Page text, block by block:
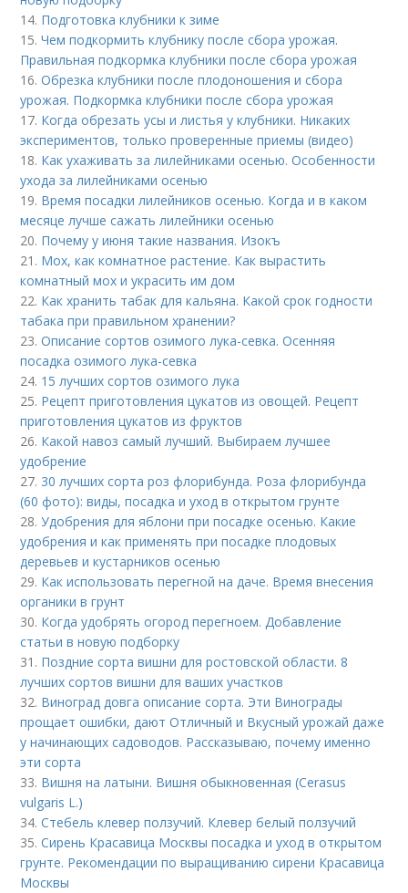
14. Подготовка клубники к зиме
15.Чем подкормить клубнику после сбора урожая.
Правильная подкормка клубники после сбора урожая
16.Обрезка клубники после плодоношения и сбора
урожая. Подкормка клубники после сбора урожая
17. Когда обрезать усы и листья у клубники. Никаких
экспериментов, только проверенные приемы (видео)
18. Как ухаживать за лилейниками осенью. Особенности
ухода за лилейниками осенью
19. Время посадки лилейников осенью. Когда и в каком
месяце лучше сажать лилейники осенью
20. Почему у июня такие названия. Изокъ
21. Мох, как комнатное растение. Как вырастить
комнатный мох и украсить им дом
22. Как хранить табак для кальяна. Какой срок годности
табака при правильном хранении?
23.Описание сортов озимого лука-севка. Осенняя
посадка озимого лука-севка
24. 15 лучших сортов озимого лука
25. Рецепт приготовления цукатов из овощей. Рецепт
приготовления цукатов из фруктов
26. Какой навоз самый лучший. Выбираем лучшее
удобрение
27. 30 лучших сорта роз флорибунда. Роза флорибунда
(60 фото): виды, посадка и уход в открытом грунте
28.Удобрения для яблони при посадке осенью. Какие
удобрения и как применять при посадке плодовых
деревьев и кустарников осенью
29. Как использовать перегной на даче. Время внесения
органики в грунт
30. Когда удобрять огород перегноем. Добавление
статьи в новую подборку
31. Поздние сорта вишни для ростовской области. 8
лучших сортов вишни для ваших участков
32. Виноград довга описание сорта. Эти Винограды
прощает ошибки, дают Отличный и Вкусный урожай даже
у начинающих садоводов. Рассказываю, почему именно
эти сорта
33. Вишня на латыни. Вишня обыкновенная (Cerasus
vulgaris L.)
34.Стебель клевер ползучий. Клевер белый ползучий
35.Сирень Красавица Москвы посадка и уход в открытом
грунте. Рекомендации по выращиванию сирени Красавица
Москвы